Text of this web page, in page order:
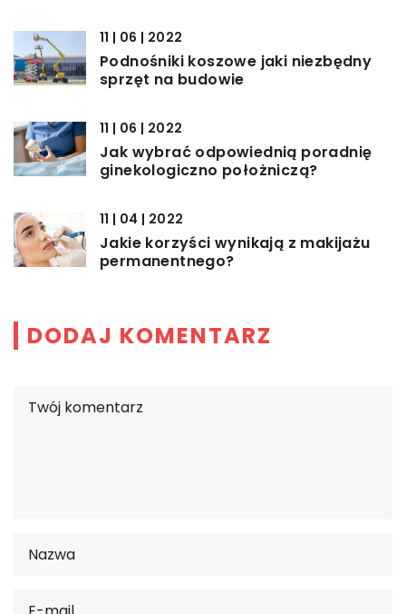
11 | 06 | 2022
Podnośniki koszowe jaki niezbędny
sprzęt na budowie
11 | 06 | 2022
Jak wybrać odpowiednią poradnię
ginekologiczno położniczą?
11 | 04 | 2022
Jakie korzyści wynikają z makijażu
permanentnego?
DODAJ KOMENTARZ